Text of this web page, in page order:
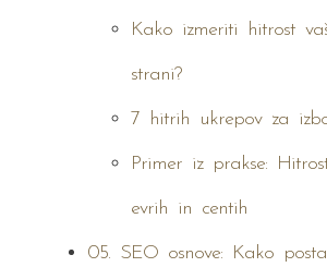
Kako izmeriti hitrost
strani?
7 hitrih ukrepov za
Primer iz prakse:
evrih in centih
05. SEO osnove: Kako